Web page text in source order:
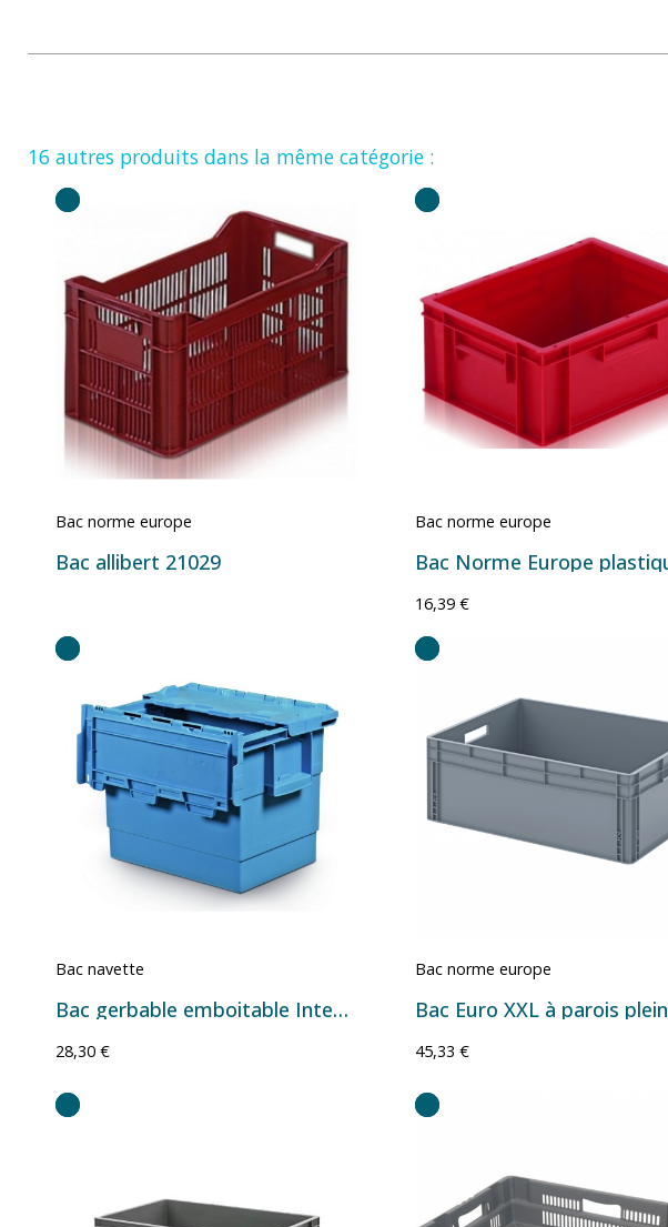
16 autres produits dans la même catégorie :
Bac norme europe
Bac allibert 21029
Bac norme europe
16,39 €
Bac navette
Bac gerbable emboitable Integra 25L
28,30 €
Bac norme europe
45,33 €